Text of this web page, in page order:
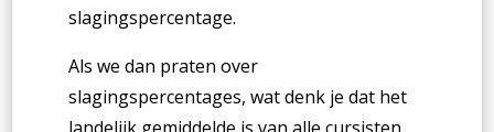
slagingspercentage.
Als we dan praten over
slagingspercentages, wat denk je dat het